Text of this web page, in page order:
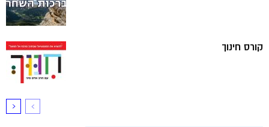
קורס חינוך